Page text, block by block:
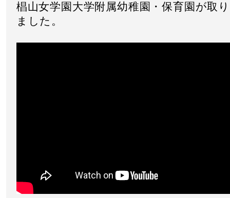
椙山女学園大学附属幼稚園・保育園が取
ました。